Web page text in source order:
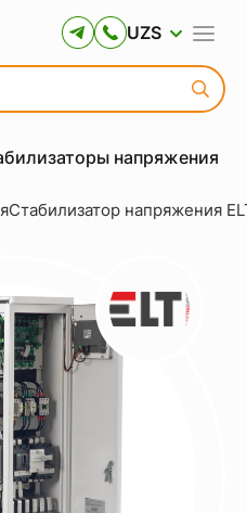
UZS
напряжения
Стабилизатор напряжения